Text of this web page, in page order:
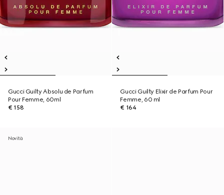
Gucci Guilty Absolu de Parfum
Pour Femme, 60ml
€ 158
Gucci Guilty Elixir de Parfum Pour
Femme, 60 ml
€ 164
Novità